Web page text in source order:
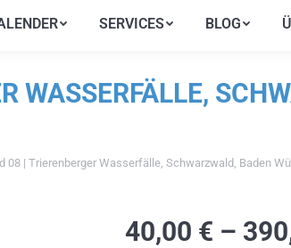
SERVICES BLOG
WASSERFÄLLE,
08 | Trierenberger Wasserfälle, Schwarzwald, Baden
40,00 € –
SERVICES BLOG